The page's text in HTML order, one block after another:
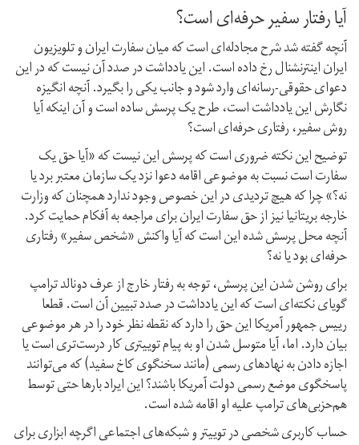
آیا رفتار سفیر حرفه‌ای است؟
آنچه گفته شد شرح مجادله‌ای است که میان سفارت ایران و تلویزیون
ایران اینترنشنال رخ داده است. این یادداشت در صدد آن نیست که در این
دعوای حقوقی-رسانه‌ای وارد شود و جانب یکی را بگیرد. آنچه انگیزه
نگارش این یادداشت است، طرح یک پرسش ساده است و آن اینکه آیا
روش سفیر، رفتاری حرفه‌ای است؟
توضیح این نکته ضروری است که پرسش این نیست که «آیا حق یک
سفارت است نسبت به موضوعی اقامه دعوا نزد یک سازمان معتبر برد یا
نه؟» چرا که هیچ تردیدی در این خصوص وجود ندارد همچنان که وزارت
خارجه بریتانیا نیز از حق سفارت ایران برای مراجعه به آفکام حمایت کرد.
آنچه محل پرسش شده این است که آیا واکنش «شخص سفیر» رفتاری
حرفه‌ای بود یا نه؟
برای روشن شدن این پرسش، توجه به رفتار خارج از عرف دونالد ترامپ
گویای نکته‌ای است که این یادداشت در صدد تبیین آن است. قطعا
رییس جمهور آمریکا این حق را دارد که نقطه نظر خود را در هر موضوعی
بیان دارد. اما، آیا ‌متوسل شدن او به پیام توییتری کار درست‌تری است یا
اجازه دادن به نهادهای رسمی (مانند سخنگوی کاخ سفید) که می‌توانند
پاسخگوی موضع رسمی دولت آمریکا باشند؟ این ایراد بارها حتی توسط
هم‌حزبی‌های ترامپ علیه او اقامه شده است.
حساب کاربری شخصی در توییتر و شبکه‌های اجتماعی اگرچه ابزاری برای